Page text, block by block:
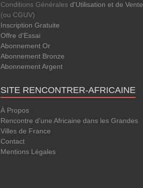
Conditions Générales d'Utilisation et de Vente
(ou CGUV)
Inscription Gratuite
Offre d'Essai
Abonnement Or
Abonnement Bronze
Abonnement Argent
SITE RENCONTRER-AFRICAINE
À Propos
Rencontre d'une Africaine dans les Grandes
Villes de France
Contact
Mentions Légales